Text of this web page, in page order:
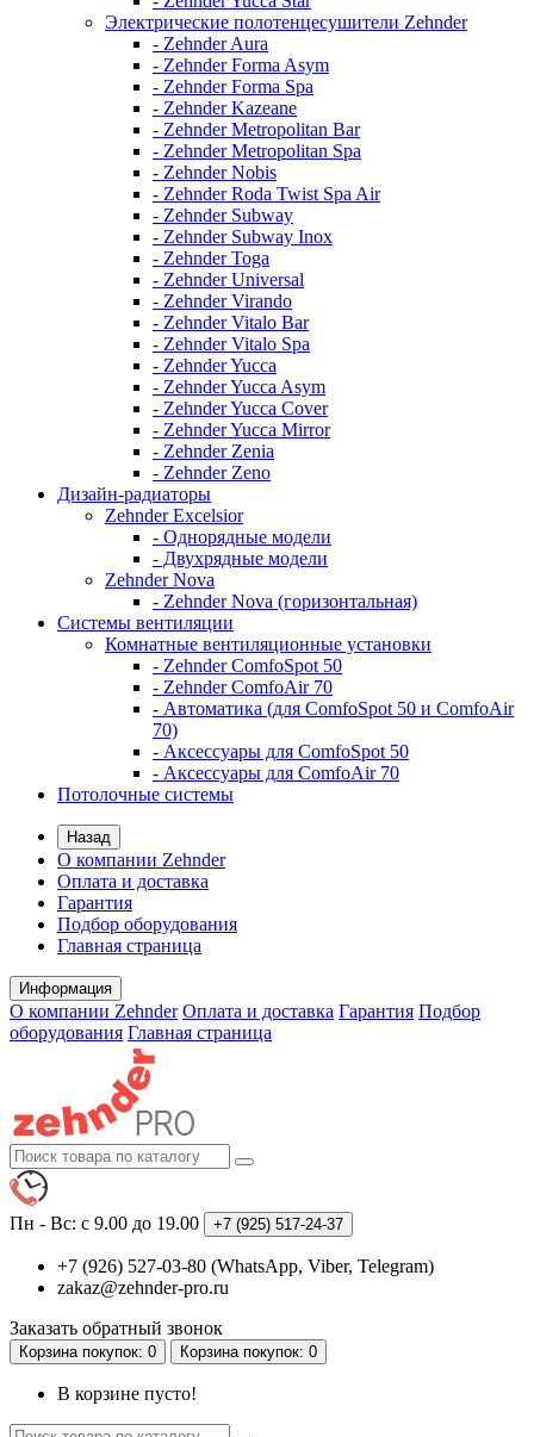
Электрические полотенцесушители Zehnder
- Zehnder Aura
- Zehnder Forma Asym
- Zehnder Forma Spa
- Zehnder Kazeane
- Zehnder Metropolitan Bar
- Zehnder Metropolitan Spa
- Zehnder Nobis
- Zehnder Roda Twist Spa Air
- Zehnder Subway
- Zehnder Subway Inox
- Zehnder Toga
- Zehnder Universal
- Zehnder Virando
- Zehnder Vitalo Bar
- Zehnder Vitalo Spa
- Zehnder Yucca
- Zehnder Yucca Asym
- Zehnder Yucca Cover
- Zehnder Yucca Mirror
- Zehnder Zenia
- Zehnder Zeno
Дизайн-радиаторы
Zehnder Excelsior
- Однорядные модели
- Двухрядные модели
Zehnder Nova
- Zehnder Nova (горизонтальная)
Системы вентиляции
Комнатные вентиляционные установки
- Zehnder ComfoSpot 50
- Zehnder ComfoAir 70
- Автоматика (для ComfoSpot 50 и ComfoAir
70)
- Аксессуары для ComfoSpot 50
- Аксессуары для ComfoAir 70
Потолочные системы
Назад
О компании Zehnder
Оплата и доставка
Гарантия
Подбор оборудования
Главная страница
Информация
О компании Zehnder Оплата и доставка Гарантия Подбор
оборудования Главная страница
Пн - Вс: с 9.00 до 19.00 +7 (925) 517-24-37
+7 (926) 527-03-80 (WhatsApp, Viber, Telegram)
zakaz@zehnder-pro.ru
Заказать обратный звонок
Корзинапокупок: 0 Корзинапокупок: 0
В корзине пусто!